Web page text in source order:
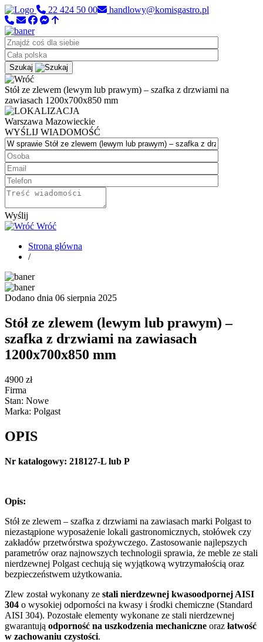
22 424 50 00 handlowy@komisgastro.pl
Szukaj
Stół ze zlewem (lewym lub prawym) – szafka z drzwiami na
zawiasach 1200x700x850 mm
Warszawa Mazowieckie
WYŚLIJ WIADOMOŚĆ
Wyślij
Wróć
Strona główna
/
Dodano dnia 06 sierpnia 2025
Stół ze zlewem (lewym lub prawym) –
szafka z drzwiami na zawiasach
1200x700x850 mm
4900 zł
Firma
Stan: Nowe
Marka: Polgast
OPIS
Nr katalogowy: 218127-L lub P
Opis:
Stół ze zlewem – szafka z drzwiami na zawiasach marki Polgast to
niezastąpione wyposażenie lokali gastronomicznych, stołówek czy
zakładów przetwórstwa spożywczego. Zastosowanie najlepszych
parametrów oraz najnowszych technologii sprawia, że meble ze stali
nierdzewnej Polgast cechują się wyjątkową wytrzymałością oraz
bezpieczeństwem użytkowania.
Zlew został wykonany ze stali nierdzewnej kwasoodpornej AISI
304 o wysokiej odporności na kwasy i środki chemiczne (Standard
AISI 304). Pozostałe elementy wykonane ze stali nierdzewnej
gwarantują odporność na uszkodzenia mechaniczne oraz łatwość
w zachowaniu czystości.